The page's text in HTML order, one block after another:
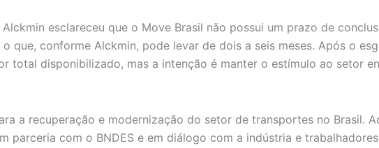
esclareceu que o Move Brasil não possui um prazo de
que, conforme Alckmin, pode levar de dois a seis meses. Após o
total disponibilizado, mas a intenção é manter o estímulo ao setor
a recuperação e modernização do setor de transportes no Brasil.
com o BNDES e em diálogo com a indústria e